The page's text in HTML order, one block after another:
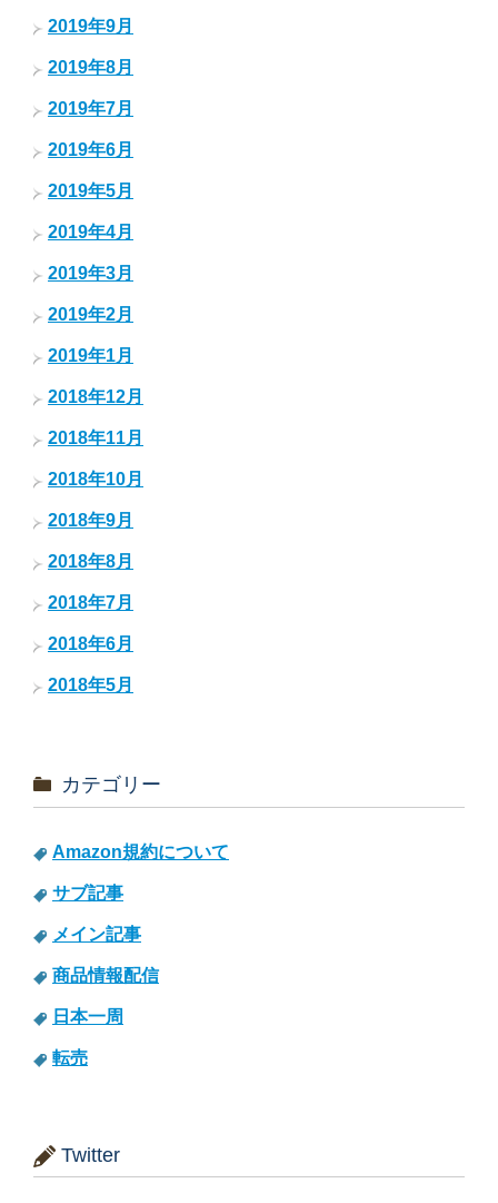
2019年9月
2019年8月
2019年7月
2019年6月
2019年5月
2019年4月
2019年3月
2019年2月
2019年1月
2018年12月
2018年11月
2018年10月
2018年9月
2018年8月
2018年7月
2018年6月
2018年5月
カテゴリー
Amazon規約について
サブ記事
メイン記事
商品情報配信
日本一周
転売
Twitter